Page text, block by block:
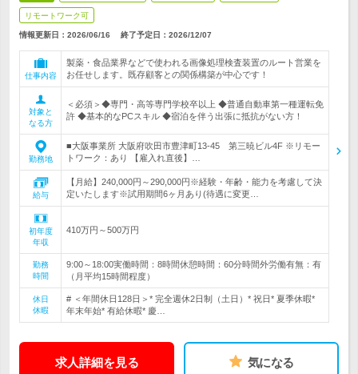
リモートワーク可
情報更新日：2026/06/16 終了予定日： 2026/12/07
仕事内容
製薬・食品業界などで使われる画像処理検査装置のルート営業を
お任せします。既存顧客との関係構築が中心です！
対象と
なる方
＜必須＞◆専門・高等専門学校卒以上 ◆普通自動車第一種運転免
許 ◆基本的なPCスキル ◆宿泊を伴う出張に抵抗がない方！
勤務地
■大阪事業所 大阪府吹田市豊津町13-45 第三暁ビル4F ※リモー
トワーク：あり 【雇入れ直後】…
給与
【月給】240,000円～290,000円※経験・年齢・能力を考慮して決
定いたします※試用期間6ヶ月あり(待遇に変更…
初年度
年収
410万円～500万円
勤務
時間
9:00～18:00実働時間：8時間休憩時間：60分時間外労働有無：有
（月平均15時間程度）
休日
休暇
# ＜年間休日128日＞* 完全週休2日制（土日）* 祝日* 夏季休暇*
年末年始* 有給休暇* 慶…
求人詳細を見る 気になる